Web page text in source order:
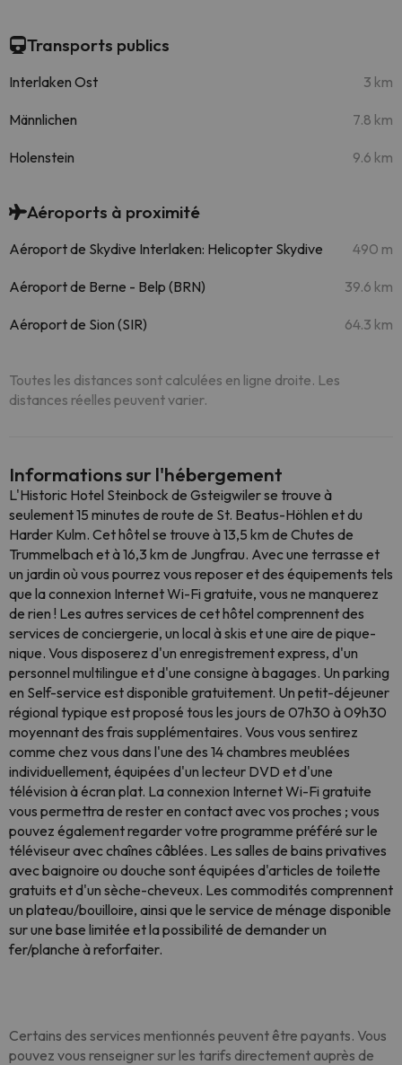
Transports publics
Interlaken Ost 3 km
Männlichen 7.8 km
Holenstein 9.6 km
Aéroports à proximité
Aéroport de Skydive Interlaken: Helicopter Skydive 490 m
Aéroport de Berne - Belp (BRN) 39.6 km
Aéroport de Sion (SIR) 64.3 km
Toutes les distances sont calculées en ligne droite. Les
distances réelles peuvent varier.
Informations sur l'hébergement
L'Historic Hotel Steinbock de Gsteigwiler se trouve à
seulement 15 minutes de route de St. Beatus-Höhlen et du
Harder Kulm. Cet hôtel se trouve à 13,5 km de Chutes de
Trummelbach et à 16,3 km de Jungfrau. Avec une terrasse et
un jardin où vous pourrez vous reposer et des équipements tels
que la connexion Internet Wi-Fi gratuite, vous ne manquerez
de rien ! Les autres services de cet hôtel comprennent des
services de conciergerie, un local à skis et une aire de pique-
nique. Vous disposerez d'un enregistrement express, d'un
personnel multilingue et d'une consigne à bagages. Un parking
en Self-service est disponible gratuitement. Un petit-déjeuner
régional typique est proposé tous les jours de 07h30 à 09h30
moyennant des frais supplémentaires. Vous vous sentirez
comme chez vous dans l'une des 14 chambres meublées
individuellement, équipées d'un lecteur DVD et d'une
télévision à écran plat. La connexion Internet Wi-Fi gratuite
vous permettra de rester en contact avec vos proches ; vous
pouvez également regarder votre programme préféré sur le
téléviseur avec chaînes câblées. Les salles de bains privatives
avec baignoire ou douche sont équipées d'articles de toilette
gratuits et d'un sèche-cheveux. Les commodités comprennent
un plateau/bouilloire, ainsi que le service de ménage disponible
sur une base limitée et la possibilité de demander un
fer/planche à reforfaiter.
Certains des services mentionnés peuvent être payants. Vous
pouvez vous renseigner sur les tarifs directement auprès de